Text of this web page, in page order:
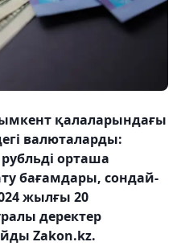
қалаларындағы
валюталарды:
орташа
бағамдары, сондай-
жылғы 20
деректер
Zakon.kz.